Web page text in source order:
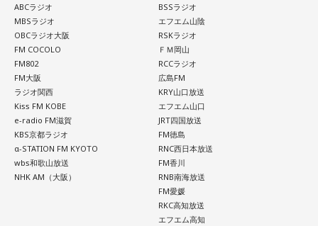
ほのか：はい。
遠山：この楽曲はどこから作り始めました？
ほのか：「これ描いて死ね」は、マンガを描くことを題材に
した作品なんですけど、まずは原作を読みました。それで、0
から1にするときに、心のなかで薪をくべて火種を燃やしてい
く。そして、風が吹いてめちゃめちゃ燃えていくみたいな。
そういったものを絶やさずに「自分だけでやっていくぞ！」
みたいな気持ちと、私がお家で音楽を作っているとき
の……“色”かな？ その色がすごく一致している部分があったの
で、今回はアニメのエンディングテーマとして曲を書かせて
もらったんですけど、結構パーソナルな部分が出た作品にな
ABCラジオ
MBSラジオ
OBCラジオ大阪
FM COCOLO
FM802
FM大阪
ラジオ関西
Kiss FM KOBE
e-radio FM滋賀
KBS京都ラジオ
α-STATION FM KYOTO
wbs和歌山放送
NHK AM（大阪）
BSSラジオ
エフエム山陰
RSKラジオ
ＦＭ岡山
RCCラジオ
広島FM
KRY山口放送
エフエム山口
JRT四国放送
FM徳島
RNC西日本放送
FM香川
RNB南海放送
FM愛媛
RKC高知放送
エフエム高知